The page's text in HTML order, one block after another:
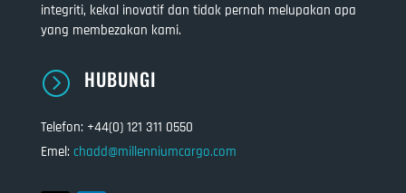
integriti, kekal inovatif dan tidak pernah melupakan apa
yang membezakan kami.
= HUBUNGI
Telefon: +44(0) 121 311 0550
Emel: chadd@millenniumcargo.com